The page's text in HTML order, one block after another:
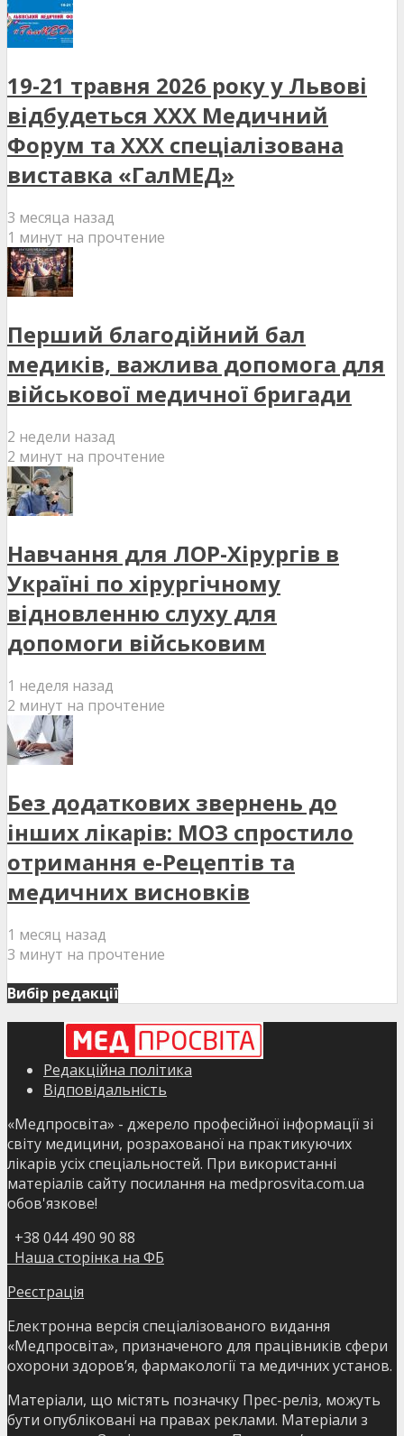
19-21 травня 2026 року у Львові
відбудеться XXX Медичний
Форум та XXX спеціалізована
виставка «ГалМЕД»
3 месяца назад
1 минут на прочтение
Перший благодійний бал
медиків, важлива допомога для
військової медичної бригади
2 недели назад
2 минут на прочтение
Навчання для ЛОР-Хірургів в
Україні по хірургічному
відновленню слуху для
допомоги військовим
1 неделя назад
2 минут на прочтение
Без додаткових звернень до
інших лікарів: МОЗ спростило
отримання е-Рецептів та
медичних висновків
1 месяц назад
3 минут на прочтение
Вибір редакції
Редакційна політика
Відповідальність
«Медпросвіта» - джерело професійної інформації зі
світу медицини, розрахованої на практикуючих
лікарів усіх спеціальностей. При використанні
матеріалів сайту посилання на medprosvita.com.ua
обов'язкове!
+38 044 490 90 88
Наша сторінка на ФБ
Реєстрація
Електронна версія спеціалізованого видання
«Медпросвіта», призначеного для працівників сфери
охорони здоров’я, фармакології та медичних установ.
Матеріали, що містять позначку Прес-реліз, можуть
бути опубліковані на правах реклами. Матеріали з